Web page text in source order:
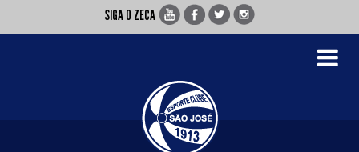
SIGA O ZECA
Toggle